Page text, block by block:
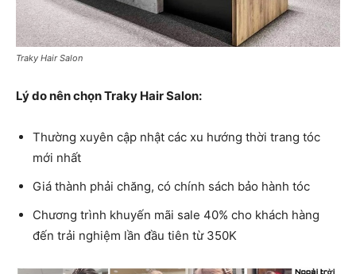
Traky Hair Salon
Lý do nên chọn Traky Hair Salon:
Thường xuyên cập nhật các xu hướng thời trang tóc
mới nhất
Giá thành phải chăng, có chính sách bảo hành tóc
Chương trình khuyến mãi sale 40% cho khách hàng
đến trải nghiệm lần đầu tiên từ 350K